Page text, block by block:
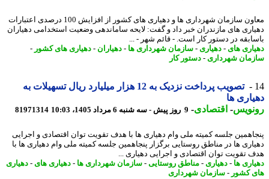
معاون سازمان شهرداری ها و دهیاری های کشور از افزایش 100 درصدی اعتبارات
های مازندران خبر داد و گفت: لایحه ساماندهی وضعیت استخدامی دهیاران
در دستور کار است. - قائم شهر - ...
های -دهیاری- سازمان شهرداری ها - دهیاران- دهیاری های کشور-
شهرداری- دستور کار
تصویب پرداخت نزدیک به 12 هزار میلیارد ریال تسهیلات به
ها
-اقتصادی-9 روز پیش - سه شنبه 6 مرداد 1405، 10:03 81971314
جلسه کمیته ملی وام دهیاری ها با هدف تقویت توان اقتصادی و اجرایی
ها در مناطق روستایی برگزار پنجاهمین جلسه کمیته ملی وام دهیاری ها با
تقویت توان اقتصادی و اجرایی دهیاری ...
ها - دهیاری- مناطق روستایی-سازمان شهرداری ها - دهیاری های -دهیاری
کشور-سازمان شهرداری